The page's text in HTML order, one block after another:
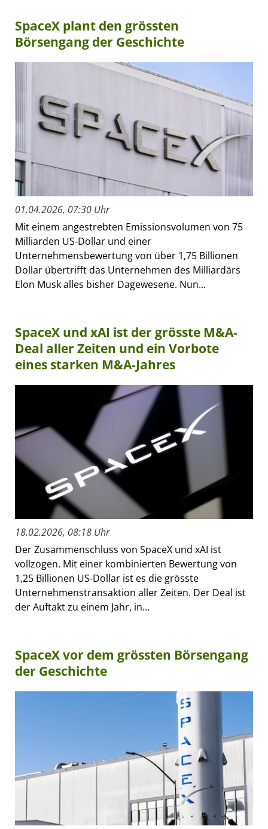
SpaceX plant den grössten
Börsengang der Geschichte
01.04.2026, 07:30 Uhr
Mit einem angestrebten Emissionsvolumen von 75
Milliarden US-Dollar und einer
Unternehmensbewertung von über 1,75 Billionen
Dollar übertrifft das Unternehmen des Milliardärs
Elon Musk alles bisher Dagewesene. Nun...
SpaceX und xAI ist der grösste M&A-
Deal aller Zeiten und ein Vorbote
eines starken M&A-Jahres
18.02.2026, 08:18 Uhr
Der Zusammenschluss von SpaceX und xAI ist
vollzogen. Mit einer kombinierten Bewertung von
1,25 Billionen US-Dollar ist es die grösste
Unternehmenstransaktion aller Zeiten. Der Deal ist
der Auftakt zu einem Jahr, in...
SpaceX vor dem grössten Börsengang
der Geschichte